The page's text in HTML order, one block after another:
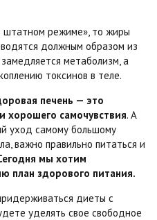
штатном режиме», то жиры
должным образом из
метаболизм, а
токсинов в теле.
печень — это
хорошего самочувствия. А
уход самому большому
важно правильно питаться и
мы хотим
план здорового питания.
диеты с
уделять свое свободное